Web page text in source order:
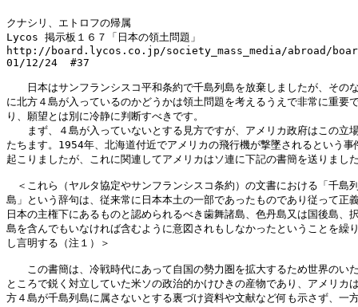
クナシリ、エトロフの帰属
Lycos 掲示板１６７「日本の領土問題」
http://board.lycos.co.jp/society_mass_media/abroad/
01/12/24  #37
日本はサンフランシスコ平和条約で千島列島を放棄しましたが、その
に北方４島が入っているのかどうかは領土問題を考えるうえで非常に重要
り、願望とは別に冷静に判断すべきです。
まず、４島が入っていないとする見方ですが、アメリカ政府はこの立
たちます。1954年、北海道付近でアメリカの飛行機が撃墜されるという事
起こりましたが、これに関連してアメリカはソ連に下記の書簡を送りまし
＜これら（ヤルタ協定やサンフランシスコ条約）の文書における「千島
島」という辞句は、従来常に日本本土の一部であったものであり従って正
日本の主権下にあるものと認められるべき歯舞諸島、色丹島又は国後島、
島を含んでもいなければ含むように意図されもしなかったということを繰
し言明する（注１）＞
この書簡は、冷戦時代にあって自国の勢力圏を拡大するため世界のい
ところで鋭く対立していた米ソの政治的かけひきの産物であり、アメリカ
方４島が千島列島に属さないとする裏づけ資料や文献など何も示さず、一